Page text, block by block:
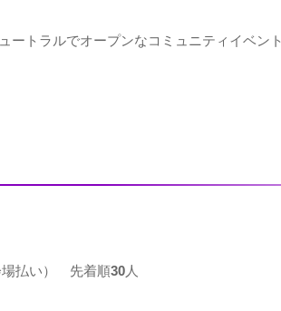
ートラルでオープンなコミュニティイベント
場払い） 先着順30人